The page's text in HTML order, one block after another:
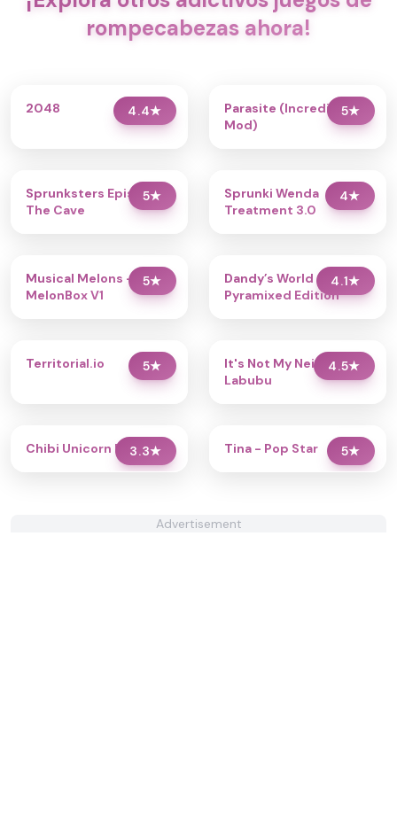
rompecabezas ahora!
4.4★
2048 5★
Parasite (Incredibox
Mod)
5★
Sprunksters Episode 2:
The Cave
4★
Sprunki Wenda
Treatment 3.0
5★
Musical Melons –
MelonBox V1
4.1★
Dandy’s World
Pyramixed Edition
5★
Territorial.io 4.5★
It's Not My Neighbor:
Labubu
3.3★
Chibi Unicorn Dress Up 5★
Tina - Pop Star
Advertisement